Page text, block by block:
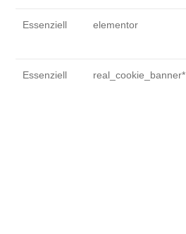
Essenziell elementor
Essenziell real_cookie_banner*